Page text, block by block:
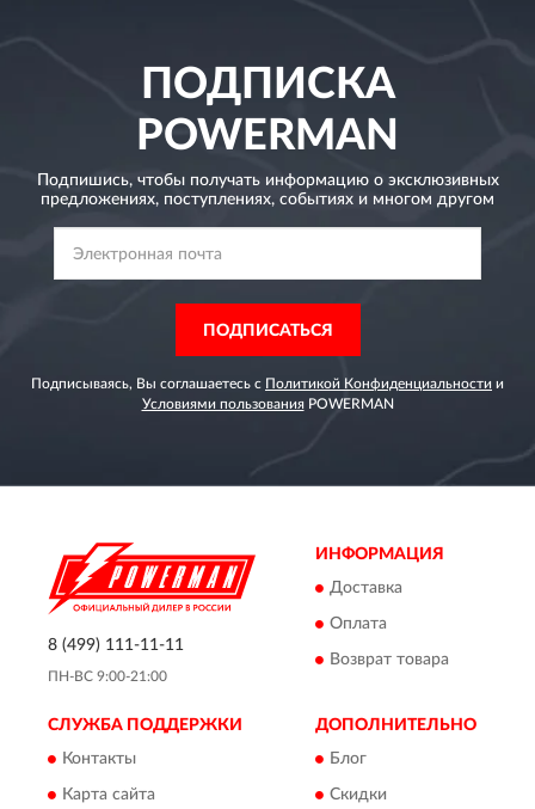
ПОДПИСКА
POWERMAN
Подпишись, чтобы получать информацию о эксклюзивных
предложениях, поступлениях, событиях и многом другом
ПОДПИСАТЬСЯ
Подписываясь, Вы соглашаетесь с Политикой Конфиденциальности и
Условиями пользованияPOWERMAN
8 (499) 111-11-11
ПН-ВС 9:00-21:00
ИНФОРМАЦИЯ
Доставка
Оплата
Возврат товара
СЛУЖБА ПОДДЕРЖКИ
Контакты
Карта сайта
ДОПОЛНИТЕЛЬНО
Блог
Скидки